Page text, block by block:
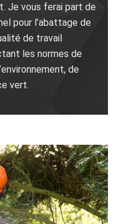
Je vous ferai part de
pour l’abattage de
de travail
les normes de
de
vert.